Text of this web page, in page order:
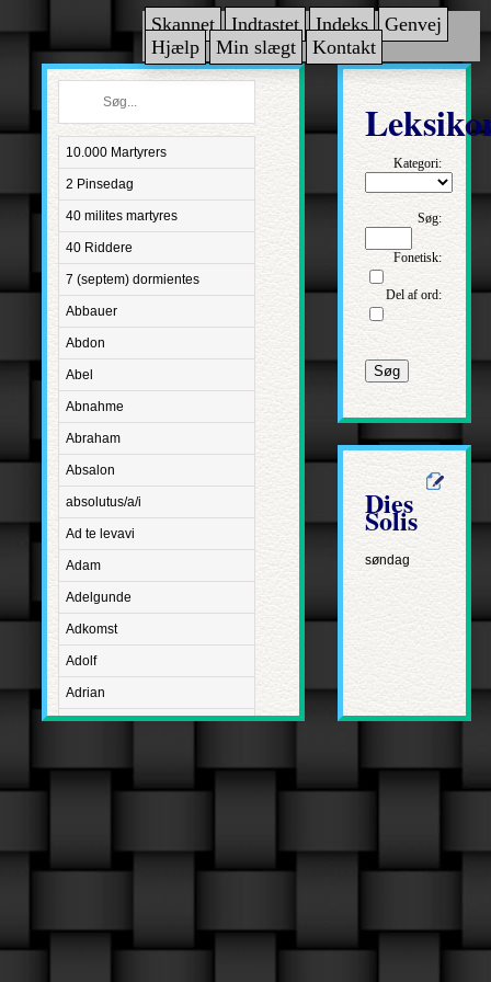
Skannet Indtastet Indeks
Genvej
Hjælp
Min slægt Kontakt
10.000 Martyrers
2 Pinsedag
40 milites martyres
40 Riddere
7 (septem) dormientes
Abbauer
Abdon
Abel
Abnahme
Abraham
Absalon
absolutus/a/i
Ad te levavi
Adam
Adelgunde
Adkomst
Adolf
Adrian
Advent
Aetatis suae
Agapetus
Kategori:
Søg:
Fonetisk:
Del af ord:
Søg
Dies
Solis
søndag